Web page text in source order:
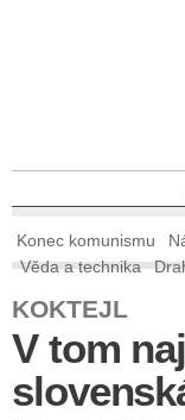
Konec komunismu
Věda a technika
KOKTEJL
V tom